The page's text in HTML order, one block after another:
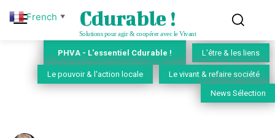
Cdurable !
Solutions pour agir & coopérer avec le Vivant
PHVA - L'essentiel Cdurable ! L'être & les liens
Le pouvoir & l'action locale Le vivant & refaire société
News Sélection
French ▼